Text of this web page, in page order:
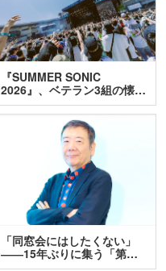
『SUMMER SONIC
2026』、ベテラン3組の懐…
「同窓会にはしたくない」
――15年ぶりに集う「第…